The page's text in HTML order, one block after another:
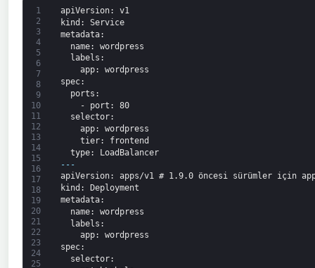
1
2
3
4
5
6
7
8
9
10
11
12
13
14
15
16
17
18
19
20
21
22
23
24
25
apiVersion: v1
kind : Service
metadata:
name: wordpress
labels :
app: wordpress
spec:
ports :
-
port : 80
selector:
app: wordpress
tier: frontend
type: LoadBalancer
---
apiVersion: apps/v1 # 1.9.0 öncesi sürümler için
kind : Deployment
metadata:
name: wordpress
labels :
app: wordpress
spec:
selector: